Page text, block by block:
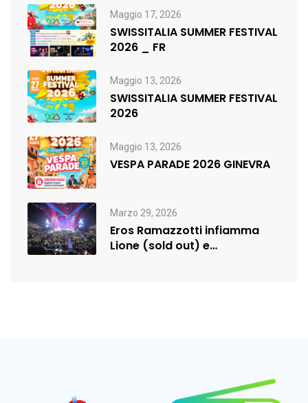
Maggio 17, 2026
SWISSITALIA SUMMER FESTIVAL
2026 _ FR
Maggio 13, 2026
SWISSITALIA SUMMER FESTIVAL
2026
Maggio 13, 2026
VESPA PARADE 2026 GINEVRA
Marzo 29, 2026
Eros Ramazzotti infiamma
Lione (sold out) e